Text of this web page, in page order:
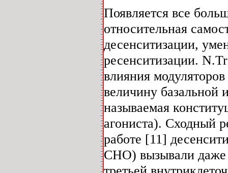
Появляется все
относительная
десенситизации,
ресенситизации.
влияния
величину базальной
называемая
агониста). Сходный
работе [11]
СНО) вызывали даже